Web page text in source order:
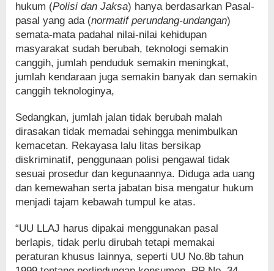
hukum (Polisi dan Jaksa) hanya berdasarkan Pasal-
pasal yang ada (normatif perundang-undangan)
semata-mata padahal nilai-nilai kehidupan
masyarakat sudah berubah, teknologi semakin
canggih, jumlah penduduk semakin meningkat,
jumlah kendaraan juga semakin banyak dan semakin
canggih teknologinya,
Sedangkan, jumlah jalan tidak berubah malah
dirasakan tidak memadai sehingga menimbulkan
kemacetan. Rekayasa lalu litas bersikap
diskriminatif, penggunaan polisi pengawal tidak
sesuai prosedur dan kegunaannya. Diduga ada uang
dan kemewahan serta jabatan bisa mengatur hukum
menjadi tajam kebawah tumpul ke atas.
“UU LLAJ harus dipakai menggunakan pasal
berlapis, tidak perlu dirubah tetapi memakai
peraturan khusus lainnya, seperti UU No.8b tahun